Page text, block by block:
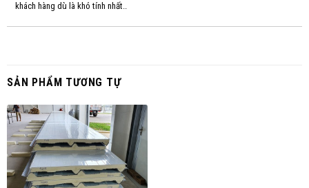
khách hàng dù là khó tính nhất..
SẢN PHẨM TƯƠNG TỰ